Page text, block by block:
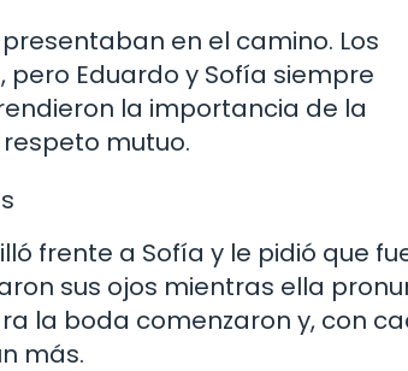
en el camino. Los
Eduardo y Sofía siempre
la importancia de la
mutuo.
frente a Sofía y le pidió que
sus ojos mientras ella
la boda comenzaron y, con
más.